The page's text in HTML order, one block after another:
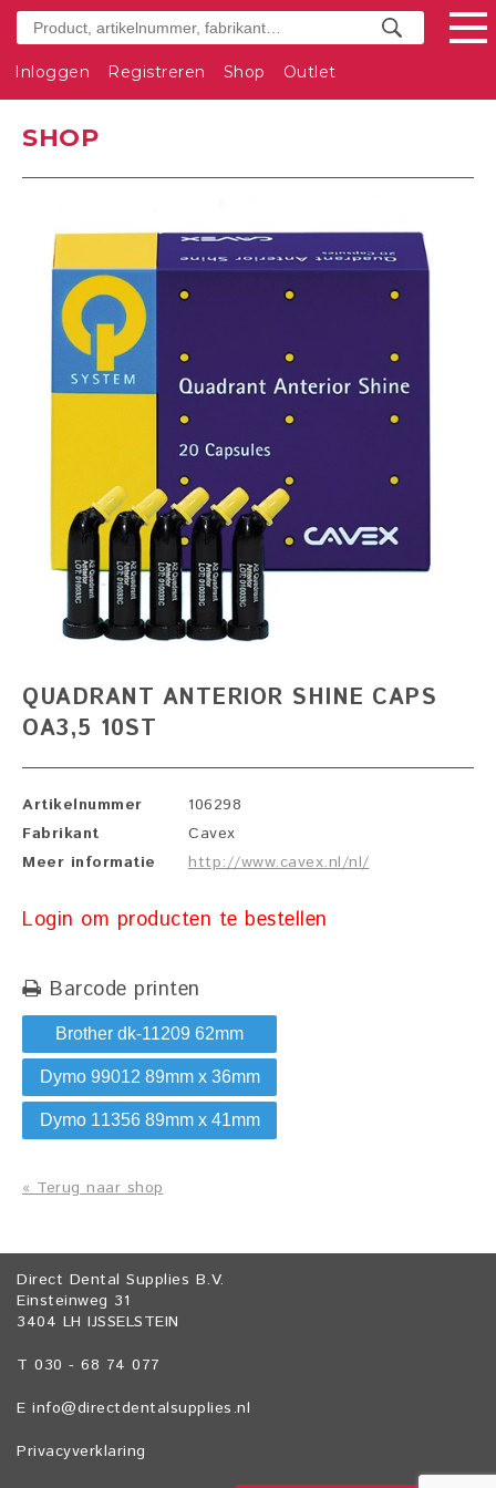
Inloggen Registreren Shop Outlet
SHOP
QUADRANT ANTERIOR SHINE CAPS
OA3,5 10ST
Artikelnummer
106298
Fabrikant
Cavex
Meer informatie
http://www.cavex.nl/nl/
Login om producten te bestellen
Barcode printen
Brother dk-11209 62mm
Dymo 99012 89mm x 36mm
Dymo 11356 89mm x 41mm
« Terug naar shop
Direct Dental Supplies B.V.
Einsteinweg 31
3404 LH IJSSELSTEIN
T 030 - 68 74 077
E info@directdentalsupplies.nl
Privacyverklaring